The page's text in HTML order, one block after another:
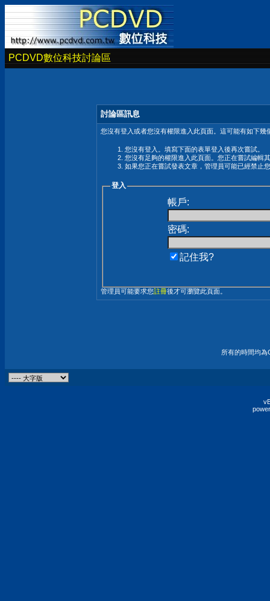
PCDVD數位科技討論區
討論區訊息
您沒有登入或者您沒有權限進入此頁面。這可能有如下幾
您沒有登入。填寫下面的表單登入後再次嘗試。
您沒有足夠的權限進入此頁面。您正在嘗試編輯
如果您正在嘗試發表文章，管理員可能已經禁止
登入
帳戶:
密碼:
記住我?
管理員可能要求您註冊後才可瀏覽此頁面。
所有的時間均為